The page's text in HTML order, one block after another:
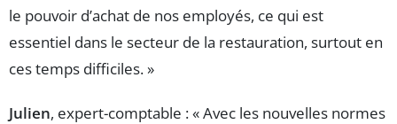
le pouvoir d’achat de nos employés, ce qui est
essentiel dans le secteur de la restauration, surtout en
ces temps difficiles. »
Julien, expert-comptable : « Avec les nouvelles normes